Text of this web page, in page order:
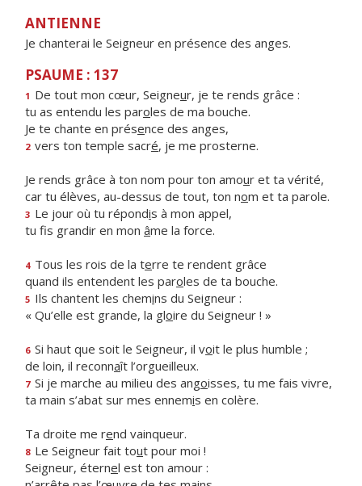
ANTIENNE
Je chanterai le Seigneur en présence des anges.
PSAUME : 137
1 De tout mon cœur, Seigneur, je te rends grâce :
tu as entendu les paroles de ma bouche.
Je te chante en présence des anges,
2 vers ton temple sacré, je me prosterne.
Je rends grâce à ton nom pour ton amour et ta vérité,
car tu élèves, au-dessus de tout, ton nom et ta parole.
3 Le jour où tu répondis à mon appel,
tu fis grandir en mon âme la force.
4 Tous les rois de la terre te rendent grâce
quand ils entendent les paroles de ta bouche.
5 Ils chantent les chemins du Seigneur :
« Qu’elle est grande, la gloire du Seigneur ! »
6 Si haut que soit le Seigneur, il voit le plus humble ;
de loin, il reconnaît l’orgueilleux.
7 Si je marche au milieu des angoisses, tu me fais vivre,
ta main s’abat sur mes ennemis en colère.
Ta droite me rend vainqueur.
8 Le Seigneur fait tout pour moi !
Seigneur, éternel est ton amour :